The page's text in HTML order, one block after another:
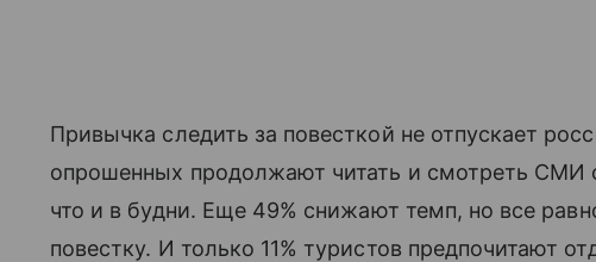
Привычка следить за повесткой не отпускает
опрошенных продолжают читать и смотреть СМИ
что и в будни. Еще 49% снижают темп, но все
повестку. И только 11% туристов предпочитают